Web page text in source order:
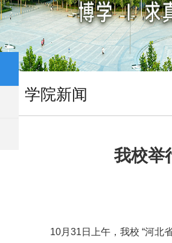
学院新闻
我校举
10月31日上午，我校 “河北